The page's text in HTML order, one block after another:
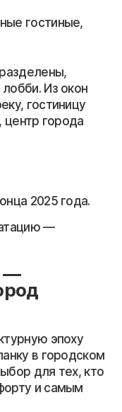
гостиные,
Из окон
гостиницу
центр города
2025 года.
—
—
эпоху
в городском
для тех, кто
и самым